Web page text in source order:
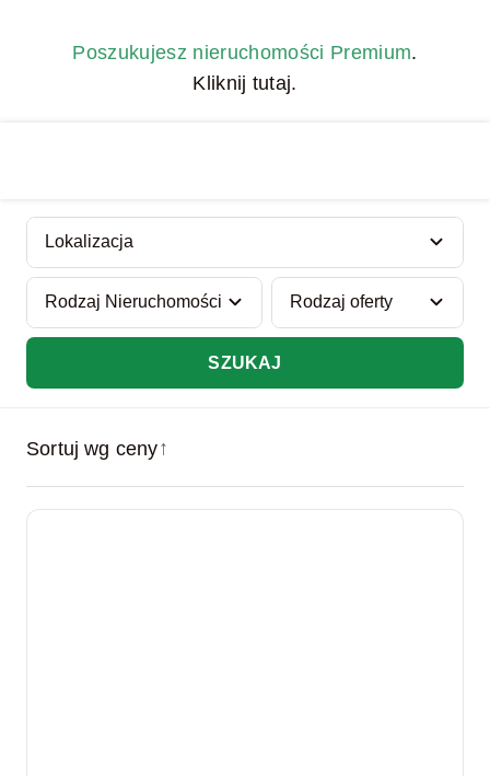
Poszukujesz nieruchomości Premium.
Kliknij tutaj.
SZUKAJ
Sortuj wg ceny↑